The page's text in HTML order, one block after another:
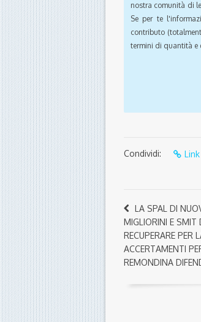
nostra comunità di
Se per te
contributo
termini di quantità e
Condividi:
LA SPAL DI
MIGLIORINI E SMIT
RECUPERARE PER
ACCERTAMENTI
REMONDINA